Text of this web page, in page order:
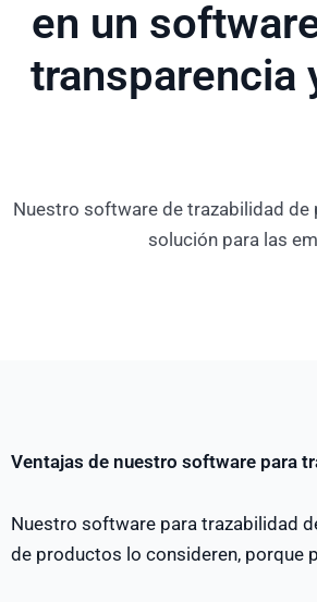
en un
transparencia
Nuestro software de trazabilidad de
solución para las
Ventajas de nuestro software para
Nuestro software para trazabilidad
de productos lo consideren, porque